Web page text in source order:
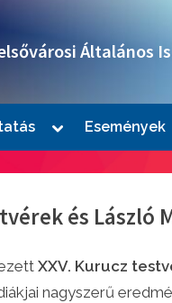
Általános
Toggle
menu
Toggle
menu
Események
és
XXV. Kurucz
nagyszerű